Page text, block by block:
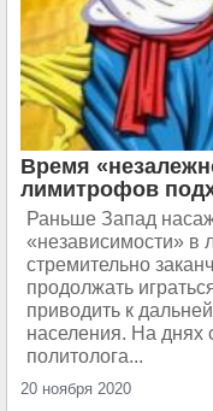
Время
лимитрофов
Раньше Запад
«независимости» в
стремительно
продолжать
приводить к
населения. На днях
политолога...
20 ноября 2020